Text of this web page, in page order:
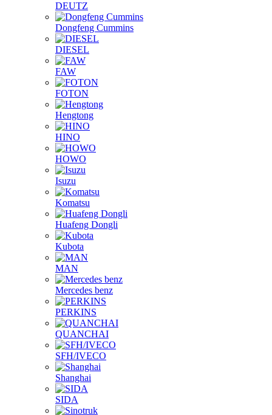
Cummins
DEUTZ
Dongfeng Cummins
DIESEL
FAW
FOTON
Hengtong
HINO
HOWO
Isuzu
Komatsu
Huafeng Dongli
Kubota
MAN
Mercedes benz
PERKINS
QUANCHAI
SFH/IVECO
Shanghai